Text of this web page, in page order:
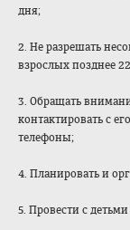
дня;
2. Не разрешать
взрослых позднее
3. Обращать
контактировать с
телефоны;
4. Планировать и
5. Провести с